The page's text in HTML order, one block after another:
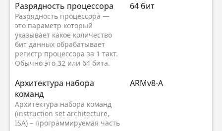
Разрядность процессора
Разрядность процессора —
это параметр который
указывает какое количество
бит данных обрабатывает
регистр процессора за 1 такт.
Обычно это 32 или 64 бита.
64 бит
Архитектура набора
команд
Архитектура набора команд
(instruction set architecture,
ISA) – программируемая часть
ARMv8-A